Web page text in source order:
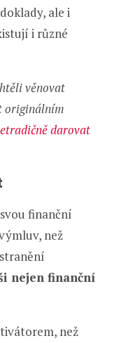
ale i
i různé
věnovat
originálním
darovat
finanční
než
nejen finanční
než